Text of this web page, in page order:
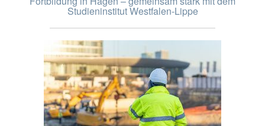
Studieninstitut Westfalen-Lippe